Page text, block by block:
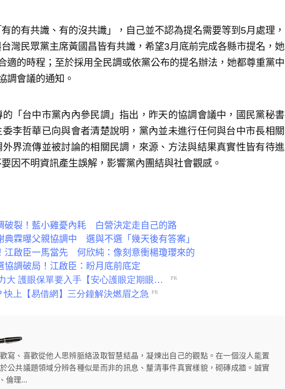
的有共識、有的沒共識」，自己並不認為提名需要等到5月處理，
灣民眾黨主席黃國昌皆有共識，希望3月底前完成各縣市提名，她
適的時程；至於採用全民調或依黨公布的提名辦法，她都尊重黨中
調會議的通知。
「台中市黨內內參民調」指出，昨天的協調會議中，國民黨秘書
李哲華已向與會者清楚說明，黨內並未進行任何與台中市長相關
界流傳並被討論的相關民調，來源、方法與結果真實性皆有待進
因不明資訊產生誤解，影響黨內團結與社會觀感。
破裂！藍小雞憂內耗 白營決定走自己的路
典霖曝父親協調中 選與不選「幾天後有答案」
江啟臣一馬當先 何欣純：像刻意衝楊瓊瓔來的
協調破局！江啟臣：盼月底前底定
寫、喜歡從他人思辨脈絡汲取智慧結晶，凝煉出自己的觀點。在一個沒人能置
公共議題領域分辨各種似是而非的訊息、釐清事件真實樣貌，砌磚成牆。誠實
倫理...